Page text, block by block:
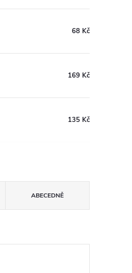
68 Kč
169 Kč
135 Kč
ABECEDNĚ